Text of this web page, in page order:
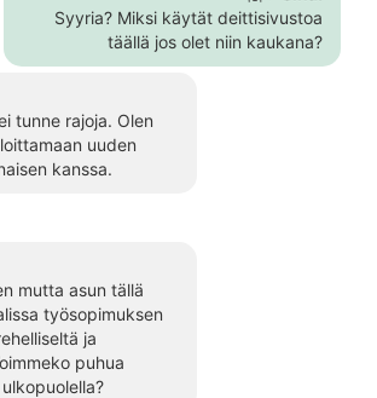
Syyria? Miksi käytät deittisivustoa
täällä jos olet niin kaukana?
tunne rajoja. Olen
uuden
kanssa.
mutta asun tällä
työsopimuksen
ja
puhua